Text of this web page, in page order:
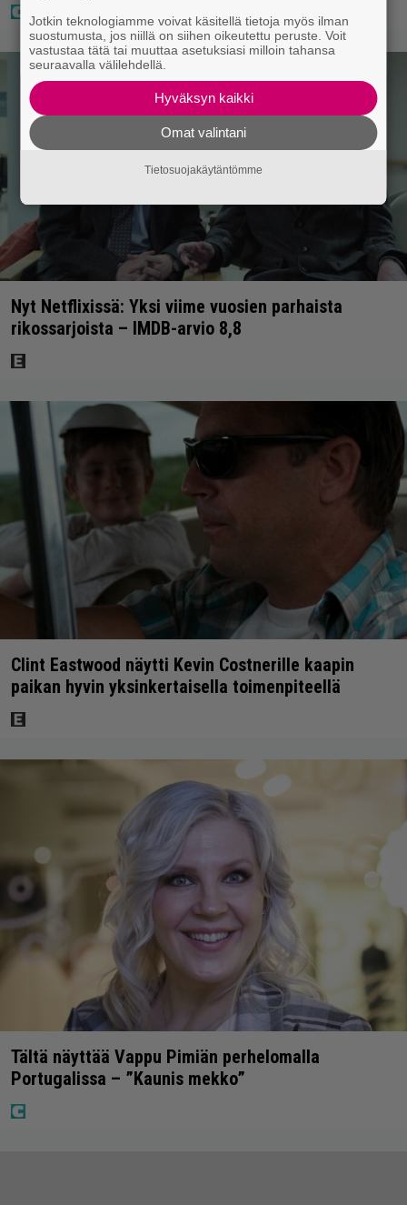
Nyt Netflixissä: Yksi viime vuosien parhaista
rikossarjoista – IMDB-arvio 8,8
Clint Eastwood näytti Kevin Costnerille kaapin
paikan hyvin yksinkertaisella toimenpiteellä
Tältä näyttää Vappu Pimiän perhelomalla
Portugalissa – ”Kaunis mekko”
Jotkin teknologiamme voivat käsitellä tietoja myös ilman
suostumusta, jos niillä on siihen oikeutettu peruste. Voit
vastustaa tätä tai muuttaa asetuksiasi milloin tahansa
seuraavalla välilehdellä.
Hyväksyn kaikki
Omat valintani
Tietosuojakäytäntömme